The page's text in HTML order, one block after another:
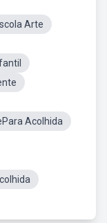
Arte
Acolhida